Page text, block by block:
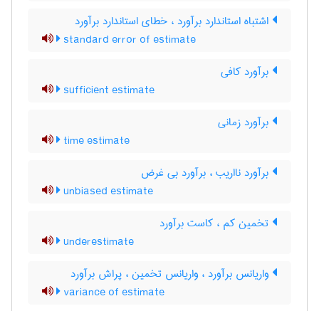
اشتباه استاندارد برآورد ، خطای استاندارد برآورد
standard error of estimate
برآورد کافی
sufficient estimate
برآورد زمانی
time estimate
برآورد نااریب ، برآورد بی غرض
unbiased estimate
تخمین کم ، کاست برآورد
underestimate
واریانس برآورد ، واریانس تخمین ، پراش برآورد
variance of estimate